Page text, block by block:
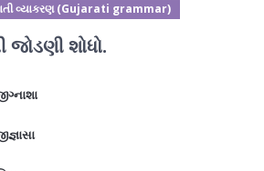
વ્યાકરણ (Gujarati grammar)
જોડણી શોધો.